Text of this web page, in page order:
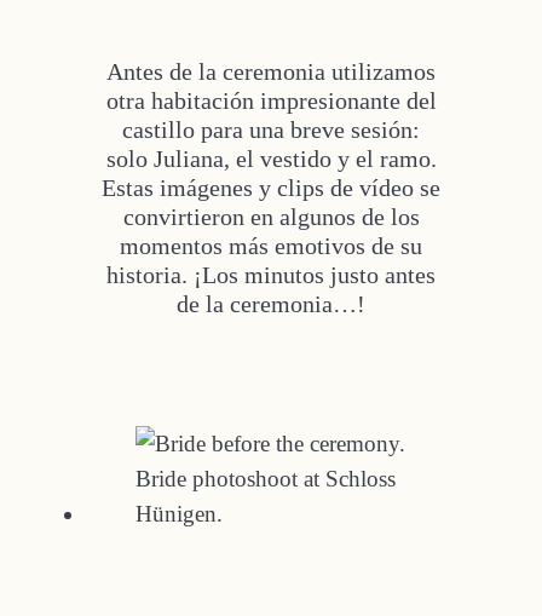
Antes de la ceremonia utilizamos
otra habitación impresionante del
castillo para una breve sesión:
solo Juliana, el vestido y el ramo.
Estas imágenes y clips de vídeo se
convirtieron en algunos de los
momentos más emotivos de su
historia. ¡Los minutos justo antes
de la ceremonia…!